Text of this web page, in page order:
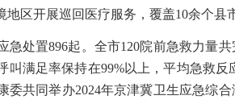
区开展巡回医疗服务，覆盖10余个县
急处置896起。 全市120院前急救力量
叫满足率保持在99%以上，平均急救
委共同举办2024年京津冀卫生应急综